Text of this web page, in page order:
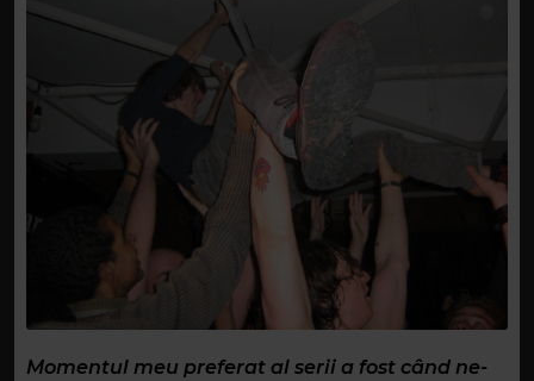
Momentul meu preferat al serii a fost când ne-